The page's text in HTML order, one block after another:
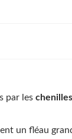
par les
un fléau